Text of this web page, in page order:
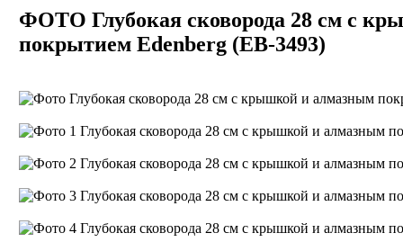
ФОТО Глубокая сковорода 28 см с
покрытием Edenberg (EB-3493)